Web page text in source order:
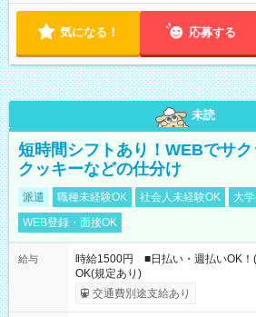
気になる！ 応募する
未読
短時間シフトあり！WEBでサク
クッキーなどの仕分け
派遣 職種未経験OK 社会人未経験OK 大
WEB登録・面接OK
給与
時給1500円 ■日払い・週払いOK
OK(規定あり)
交通費別途支給あり